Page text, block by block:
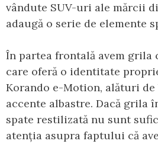
vândute SUV-uri ale mărcii
adaugă o serie de elemente
În partea frontală avem grila
care oferă o identitate
Korando e-Motion, alături
accente albastre. Dacă grila
spate restilizată nu sunt
atenția asupra faptului că